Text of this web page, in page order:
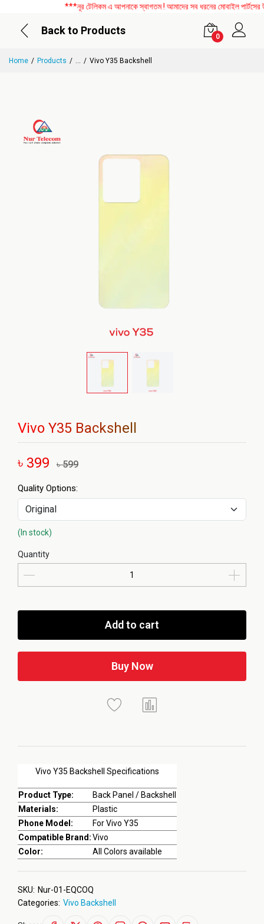
***নূর টেলিকম এ আপনাকে স্বাগতম ! আমাদের সব ধরনের মোবাইল পার্টসের
Back to Products
0
Home Products ... Vivo Y35 Backshell
Vivo Y35 Backshell
৳ 399 ৳ 599
Vivo Y35 Backshell Specifications
Product Type:
Back Panel / Backshell
Materials:
Plastic
Phone Model:
For Vivo Y35
Compatible Brand:Vivo
Color:
All Colors available
Quality Options:
(In stock)
Quantity
Add to cart
Buy Now
SKU: Nur-01-EQCOQ
Categories: Vivo Backshell